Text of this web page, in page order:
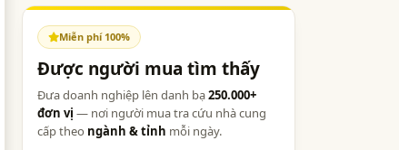
Miễn phí 100%
Được người mua tìm thấy
Đưa doanh nghiệp lên danh bạ250.000+
đơn vị — nơi người mua tra cứu nhà cung
cấp theo ngành & tỉnh mỗi ngày.